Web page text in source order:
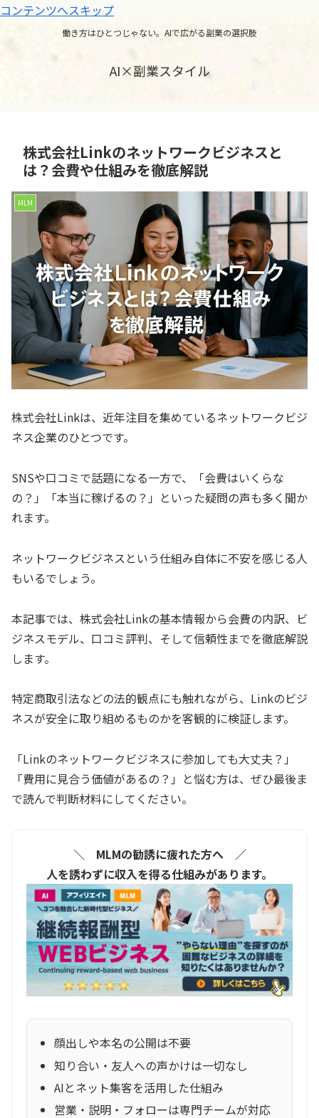
コンテンツへスキップ
働き方はひとつじゃない。AIで広がる副業の選択肢
AI×副業スタイル
株式会社Linkのネットワークビジネスと
は？会費や仕組みを徹底解説
MLM
株式会社Linkは、近年注目を集めているネットワークビジ
ネス企業のひとつです。
SNSや口コミで話題になる一方で、「会費はいくらな
の？」「本当に稼げるの？」といった疑問の声も多く聞か
れます。
ネットワークビジネスという仕組み自体に不安を感じる人
もいるでしょう。
本記事では、株式会社Linkの基本情報から会費の内訳、ビ
ジネスモデル、口コミ評判、そして信頼性までを徹底解説
します。
特定商取引法などの法的観点にも触れながら、Linkのビジ
ネスが安全に取り組めるものかを客観的に検証します。
「Linkのネットワークビジネスに参加しても大丈夫？」
「費用に見合う価値があるの？」と悩む方は、ぜひ最後ま
で読んで判断材料にしてください。
＼ MLMの勧誘に疲れた方へ ／
人を誘わずに収入を得る仕組みがあります。
顔出しや本名の公開は不要
知り合い・友人への声かけは一切なし
AIとネット集客を活用した仕組み
営業・説明・フォローは専門チームが対応